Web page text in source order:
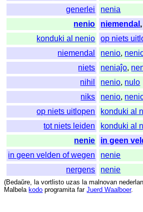
generlei
nenia
nenio
niemendal ,
konduki al nenio
op niets
niemendal
nenio,
niets
neniaĵo,
nihil
nenio, nulo
niks
nenio,
op niets uitlopen
konduki al
tot niets leiden
konduki al
nenie
in geen
in geen velden of wegen
nenie
nergens
nenie
(Bedaŭre, la vortlisto uzas la malnovan
Malbela kodo programita far Juerd Waalboer.